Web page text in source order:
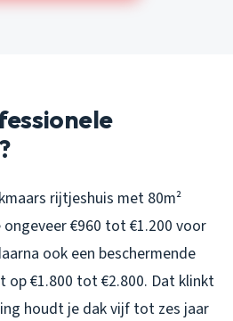
rijtjeshuis met 80m²
€960 tot €1.200 voor
ook een beschermende
op €1.800 tot €2.800. Dat klinkt
houdt je dak vijf tot zes jaar